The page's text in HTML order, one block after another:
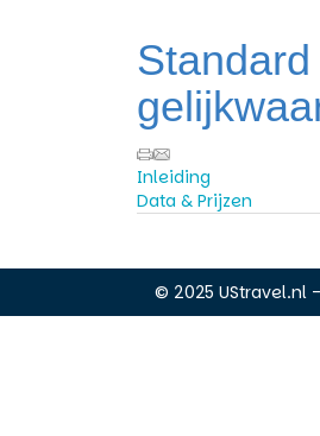
Inleiding
Data & Prijzen
© 2025 UStravel.nl